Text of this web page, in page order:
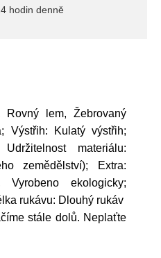
hodin denně
Rovný lem, Žebrovaný
Výstřih: Kulatý výstřih;
materiálu:
zemědělství); Extra:
Vyrobeno ekologicky;
rukávu: Dlouhý rukáv
stále dolů. Neplaťte